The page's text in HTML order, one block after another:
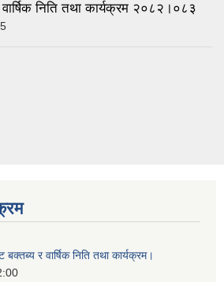
निति तथा कार्यक्रम २०८२।०८३
र वार्षिक निति तथा कार्यक्रम।